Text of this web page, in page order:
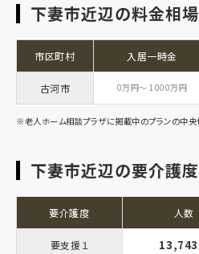
下妻市近辺の料金相場
市区町村 入居一時金
古河市 0万円～ 1000万円
※老人ホーム相談プラザに掲載中のプランの中央
下妻市近辺の要介護
要介護度 人数
要支援１